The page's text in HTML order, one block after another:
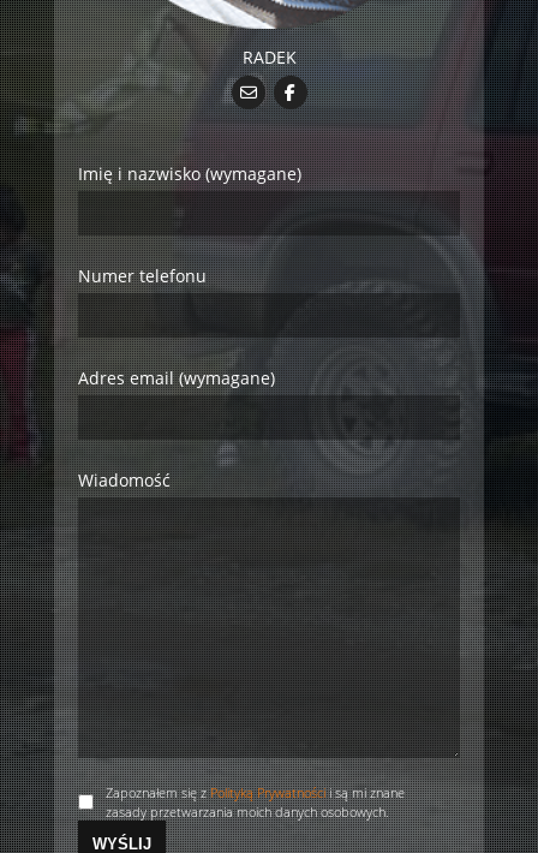
RADEK
Imię i nazwisko (wymagane)
Numer telefonu
Adres email (wymagane)
Wiadomość
Zapoznałem się zPolityką Prywatnościi są mi znane
zasady przetwarzania moich danych osobowych.